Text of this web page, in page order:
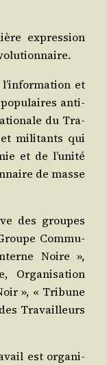
expres­sion
et
anti­
du Tra­
mili­tants qui
et de l’u­ni­té
de masse
des groupes
Com­mu­
Noire »,
Orga­ni­sa­tion
», « Tri­bune
Tra­vailleurs
est orga­ni­